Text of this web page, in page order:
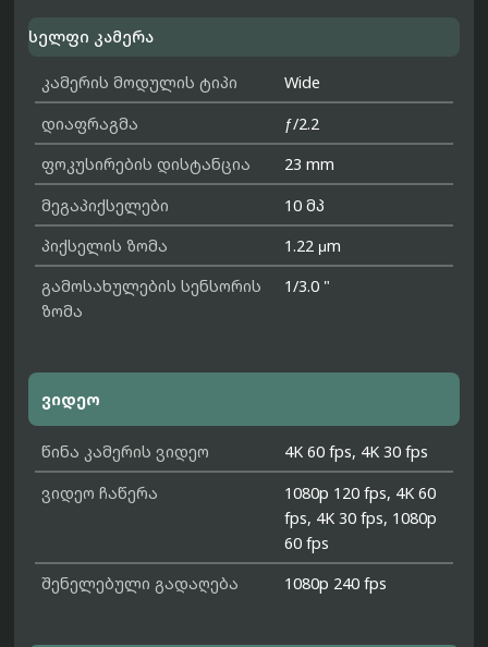
სელფი კამერა
კამერის მოდულის ტიპი
Wide
დიაფრაგმა
ƒ/2.2
ფოკუსირების დისტანცია
23 mm
მეგაპიქსელები
10 მპ
პიქსელის ზომა
1.22 μm
გამოსახულების სენსორის
ზომა
1/3.0 "
ვიდეო
წინა კამერის ვიდეო
4K 60 fps, 4K 30 fps
ვიდეო ჩაწერა
1080p 120 fps, 4K 60
fps, 4K 30 fps, 1080p
60 fps
შენელებული გადაღება
1080p 240 fps